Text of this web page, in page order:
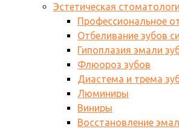
Эстетическая
Профессиональное
Отбеливание зубов
Гипоплазия эмали
Флюороз зубов
Диастема и трема
Люминиры
Виниры
Восстановление